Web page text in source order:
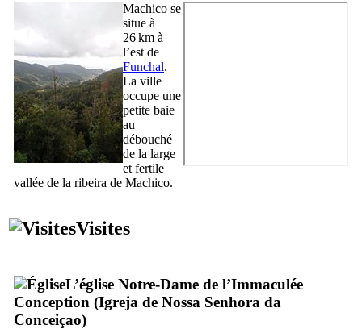
Machico se
situe à
26 km à
l’est de
Funchal.
La ville
occupe une
petite baie
au
débouché
de la large
et fertile
vallée de la ribeira de Machico.
Visites
L’église Notre-Dame de l’Immaculée
Conception (Igreja de Nossa Senhora da
Conceiçao)